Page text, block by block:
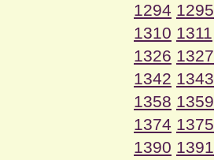
1294 1295
1310 1311
1326 1327
1342 1343
1358 1359
1374 1375
1390 1391